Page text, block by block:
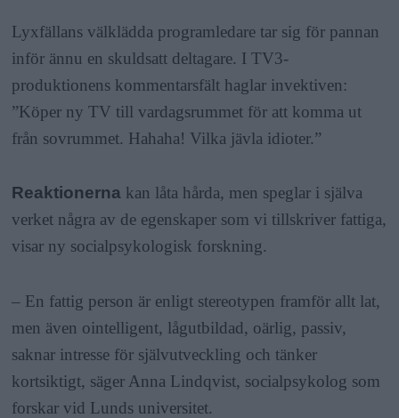
Lyxfällans välklädda programledare tar sig för pannan
inför ännu en skuldsatt deltagare. I TV3-
produktionens kommentarsfält haglar invektiven:
”Köper ny TV till vardagsrummet för att komma ut
från sovrummet. Hahaha! Vilka jävla idioter.”
Reaktionerna kan låta hårda, men speglar i själva
verket några av de egenskaper som vi tillskriver fattiga,
visar ny socialpsykologisk forskning.
– En fattig person är enligt stereotypen framför allt lat,
men även ointelligent, lågutbildad, oärlig, passiv,
saknar intresse för självutveckling och tänker
kortsiktigt, säger Anna Lindqvist, socialpsykolog som
forskar vid Lunds universitet.